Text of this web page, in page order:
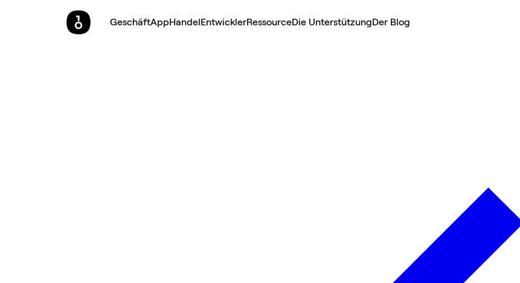
GeschäftAppHandelEntwicklerRessourceDie UnterstützungDer Blog